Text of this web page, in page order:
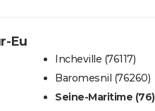
Eu
Incheville (76117)
Baromesnil (76260)
Seine-Maritime (76)